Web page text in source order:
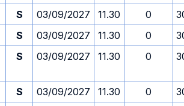
S 03/09/2027 11.30 0
S 03/09/2027 11.30 0
S 03/09/2027 11.30 0
S 03/09/2027 11.30 0